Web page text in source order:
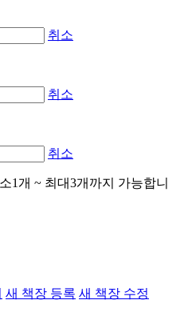
취소
취소
취소
1개 ~ 최대3개까지 가능합니
새 책장 등록 새 책장 수정